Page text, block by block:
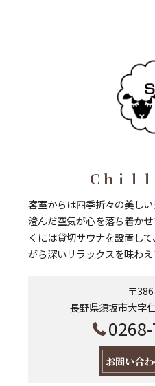
Ｃｈｉｌ
客室からは四季折々の美し
澄んだ空気が心を落ち着か
くには貸切サウナを設置し
がら深いリラックスを味わえ
〒
長野県須坂市大字
お問い合